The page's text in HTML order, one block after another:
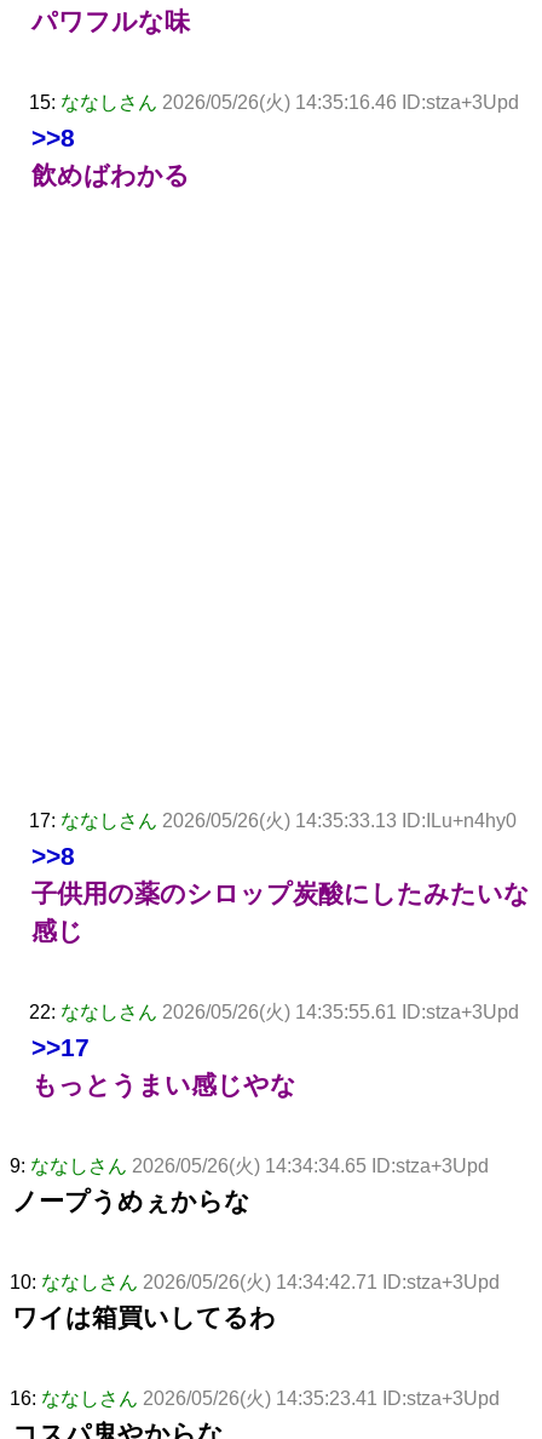
パワフルな味
15: ななしさん 2026/05/26(火) 14:35:16.46 ID:stza+3Upd
>>8
飲めばわかる
17: ななしさん 2026/05/26(火) 14:35:33.13 ID:ILu+n4hy0
>>8
子供用の薬のシロップ炭酸にしたみたいな
感じ
22: ななしさん 2026/05/26(火) 14:35:55.61 ID:stza+3Upd
>>17
もっとうまい感じやな
9: ななしさん 2026/05/26(火) 14:34:34.65 ID:stza+3Upd
ノープうめぇからな
10: ななしさん 2026/05/26(火) 14:34:42.71 ID:stza+3Upd
ワイは箱買いしてるわ
16: ななしさん 2026/05/26(火) 14:35:23.41 ID:stza+3Upd
コスパ鬼やからな